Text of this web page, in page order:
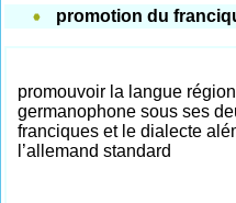
promotion du
promouvoir la langue
germanophone sous ses
franciques et le dialecte
l’allemand standard